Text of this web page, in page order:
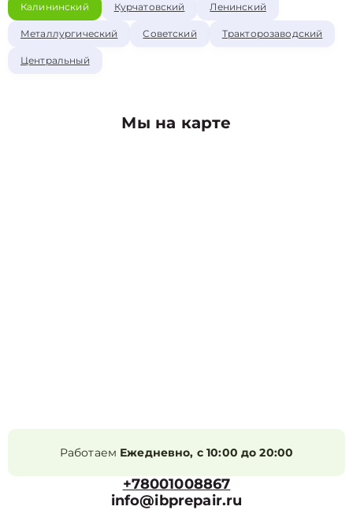
Калининский Курчатовский Ленинский
Металлургический Советский Тракторозаводский
Центральный
Мы на карте
Работаем Ежедневно, с 10:00 до 20:00
+78001008867
info@ibprepair.ru